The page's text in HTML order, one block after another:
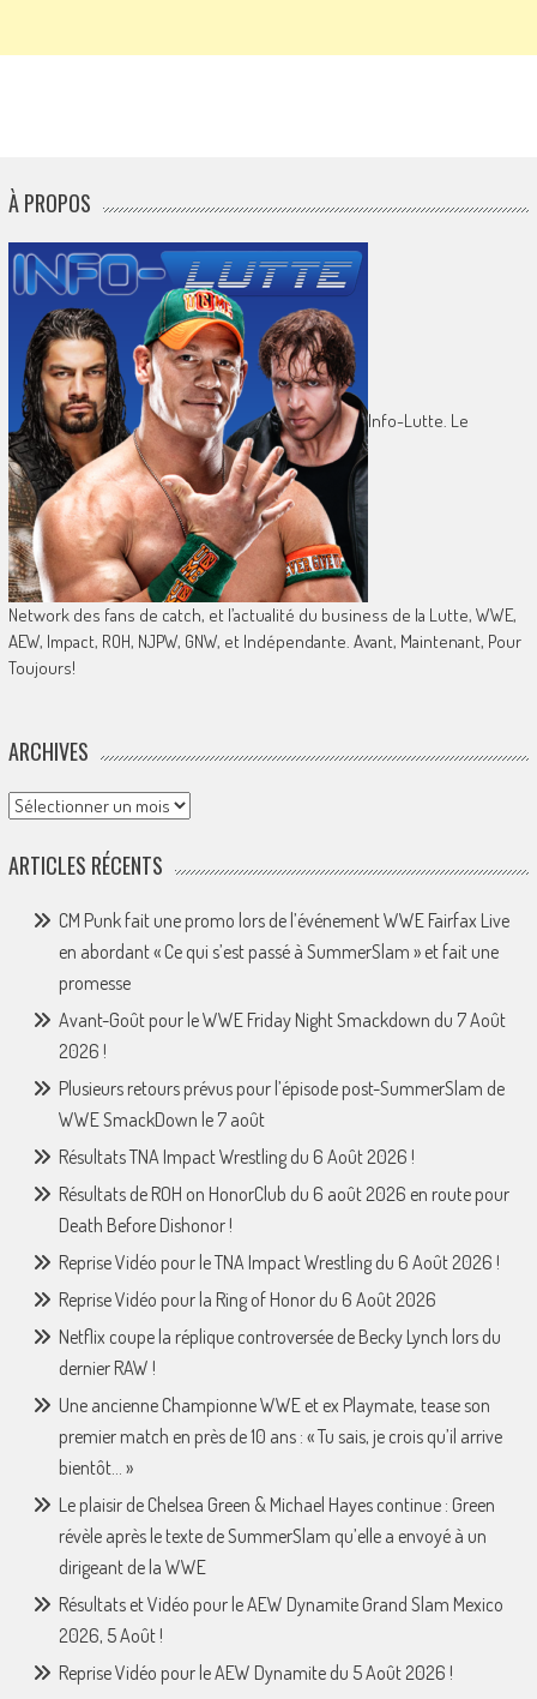
À PROPOS
Info-Lutte. Le
Network des fans de catch, et l’actualité du business de la Lutte, WWE,
AEW, Impact, ROH, NJPW, GNW, et Indépendante. Avant, Maintenant, Pour
Toujours!
ARCHIVES
Archives
ARTICLES RÉCENTS
CM Punk fait une promo lors de l’événement WWE Fairfax Live
en abordant « Ce qui s’est passé à SummerSlam » et fait une
promesse
Avant-Goût pour le WWE Friday Night Smackdown du 7 Août
2026 !
Plusieurs retours prévus pour l’épisode post-SummerSlam de
WWE SmackDown le 7 août
Résultats TNA Impact Wrestling du 6 Août 2026 !
Résultats de ROH on HonorClub du 6 août 2026 en route pour
Death Before Dishonor !
Reprise Vidéo pour le TNA Impact Wrestling du 6 Août 2026 !
Reprise Vidéo pour la Ring of Honor du 6 Août 2026
Netflix coupe la réplique controversée de Becky Lynch lors du
dernier RAW !
Une ancienne Championne WWE et ex Playmate, tease son
premier match en près de 10 ans : « Tu sais, je crois qu’il arrive
bientôt… »
Le plaisir de Chelsea Green & Michael Hayes continue : Green
révèle après le texte de SummerSlam qu’elle a envoyé à un
dirigeant de la WWE
Résultats et Vidéo pour le AEW Dynamite Grand Slam Mexico
2026, 5 Août !
Reprise Vidéo pour le AEW Dynamite du 5 Août 2026 !